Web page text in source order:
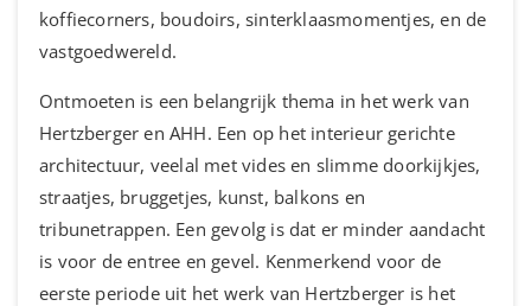
koffiecorners, boudoirs, sinterklaasmomentjes, en de
vastgoedwereld.
Ontmoeten is een belangrijk thema in het werk van
Hertzberger en AHH. Een op het interieur gerichte
architectuur, veelal met vides en slimme doorkijkjes,
straatjes, bruggetjes, kunst, balkons en
tribunetrappen. Een gevolg is dat er minder aandacht
is voor de entree en gevel. Kenmerkend voor de
eerste periode uit het werk van Hertzberger is het